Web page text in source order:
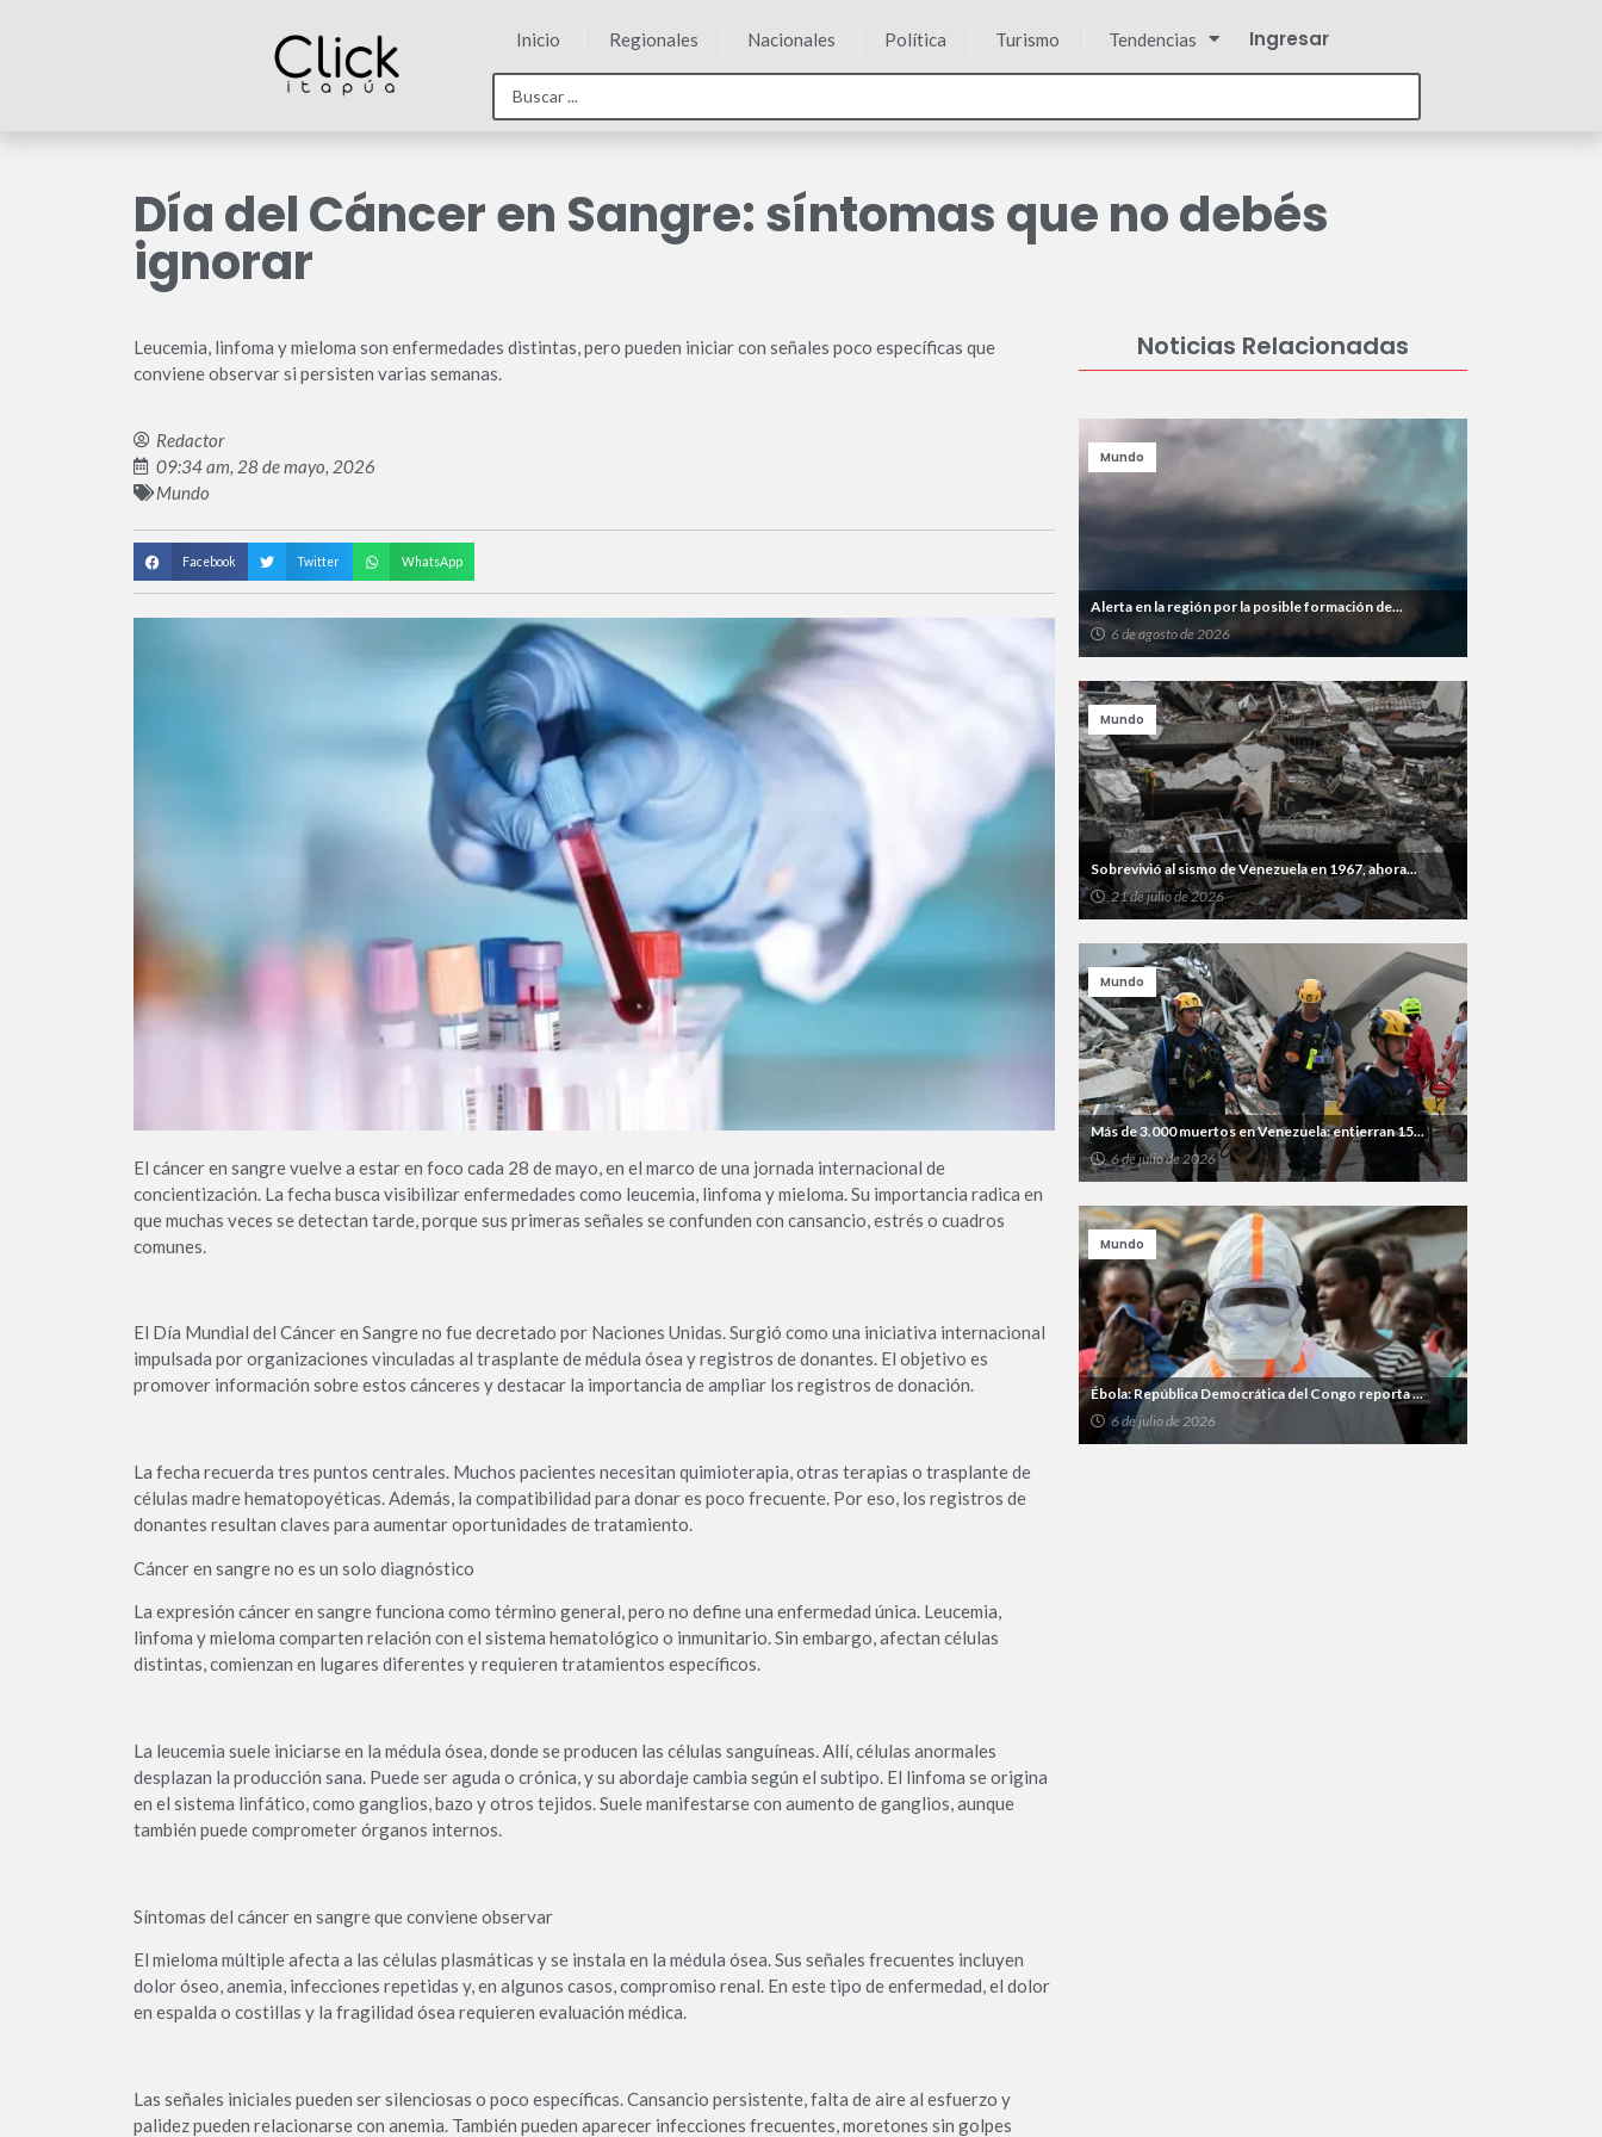
Inicio Regionales Nacionales Política Turismo Tendencias Ingresar
Día del Cáncer en Sangre: síntomas que no debés
ignorar
Leucemia, linfoma y mieloma son enfermedades distintas, pero pueden iniciar con señales poco específicas que
conviene observar si persisten varias semanas.
Redactor
09:34 am, 28 de mayo, 2026
Mundo
Facebook Twitter WhatsApp
El cáncer en sangre vuelve a estar en foco cada 28 de mayo, en el marco de una jornada internacional de
concientización. La fecha busca visibilizar enfermedades como leucemia, linfoma y mieloma. Su importancia radica en
que muchas veces se detectan tarde, porque sus primeras señales se confunden con cansancio, estrés o cuadros
comunes.
El Día Mundial del Cáncer en Sangre no fue decretado por Naciones Unidas. Surgió como una iniciativa internacional
impulsada por organizaciones vinculadas al trasplante de médula ósea y registros de donantes. El objetivo es
promover información sobre estos cánceres y destacar la importancia de ampliar los registros de donación.
La fecha recuerda tres puntos centrales. Muchos pacientes necesitan quimioterapia, otras terapias o trasplante de
células madre hematopoyéticas. Además, la compatibilidad para donar es poco frecuente. Por eso, los registros de
donantes resultan claves para aumentar oportunidades de tratamiento.
Cáncer en sangre no es un solo diagnóstico
La expresión cáncer en sangre funciona como término general, pero no define una enfermedad única. Leucemia,
linfoma y mieloma comparten relación con el sistema hematológico o inmunitario. Sin embargo, afectan células
distintas, comienzan en lugares diferentes y requieren tratamientos específicos.
La leucemia suele iniciarse en la médula ósea, donde se producen las células sanguíneas. Allí, células anormales
desplazan la producción sana. Puede ser aguda o crónica, y su abordaje cambia según el subtipo. El linfoma se origina
en el sistema linfático, como ganglios, bazo y otros tejidos. Suele manifestarse con aumento de ganglios, aunque
también puede comprometer órganos internos.
Síntomas del cáncer en sangre que conviene observar
El mieloma múltiple afecta a las células plasmáticas y se instala en la médula ósea. Sus señales frecuentes incluyen
dolor óseo, anemia, infecciones repetidas y, en algunos casos, compromiso renal. En este tipo de enfermedad, el dolor
en espalda o costillas y la fragilidad ósea requieren evaluación médica.
Las señales iniciales pueden ser silenciosas o poco específicas. Cansancio persistente, falta de aire al esfuerzo y
palidez pueden relacionarse con anemia. También pueden aparecer infecciones frecuentes, moretones sin golpes
Noticias Relacionadas
Alerta en la región por la posible formación de...
6 de agosto de 2026
Mundo
Sobrevivió al sismo de Venezuela en 1967, ahora...
21 de julio de 2026
Mundo
Más de 3.000 muertos en Venezuela: entierran 15...
6 de julio de 2026
Mundo
Ébola: República Democrática del Congo reporta ...
6 de julio de 2026
Mundo